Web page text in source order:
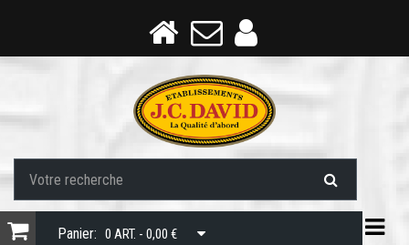
Panier: 0 ART. - 0,00 €